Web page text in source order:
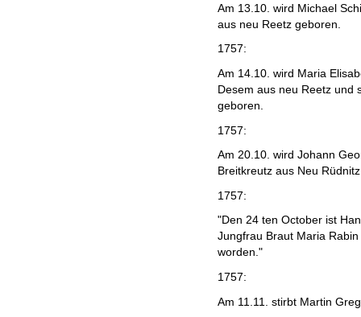
Am 13.10. wird Michael
aus neu Reetz geboren.
1757:
Am 14.10. wird Maria
Desem aus neu Reetz und
geboren.
1757:
Am 20.10. wird Johann
Breitkreutz aus Neu
1757:
"Den 24 ten October ist
Jungfrau Braut Maria
worden."
1757:
Am 11.11. stirbt Martin